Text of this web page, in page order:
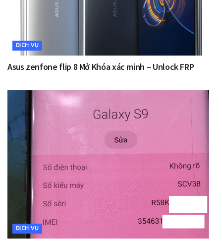
DỊCH VỤ
Asus zenfone flip 8 Mở Khóa xác minh – Unlock FRP
DỊCH VỤ